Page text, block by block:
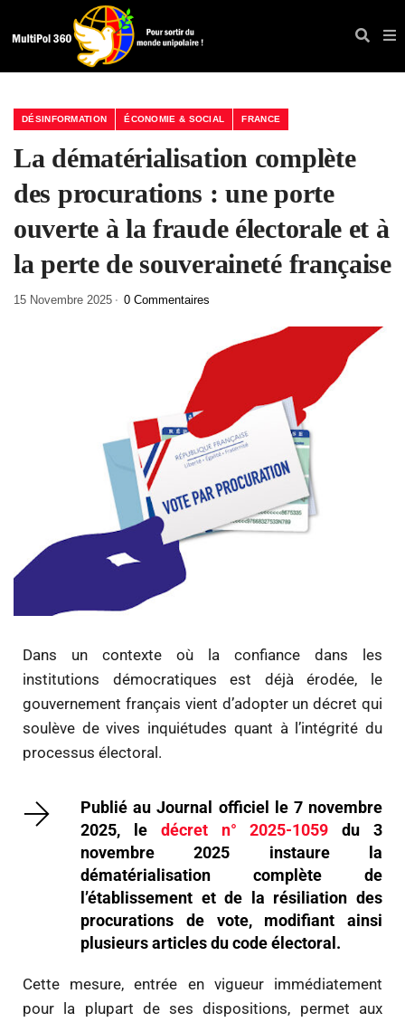
DÉSINFORMATION ÉCONOMIE & SOCIAL FRANCE
La dématérialisation complète
des procurations : une porte
ouverte à la fraude électorale et à
la perte de souveraineté française
15 Novembre 2025 0 Commentaires
Dans un contexte où la confiance dans les
institutions démocratiques est déjà érodée, le
gouvernement français vient d’adopter un décret qui
soulève de vives inquiétudes quant à l’intégrité du
processus électoral.
Publié au Journal officiel le 7 novembre
2025, le décret n° 2025-1059 du 3
novembre 2025 instaure la
dématérialisation complète de
l’établissement et de la résiliation des
procurations de vote, modifiant ainsi
plusieurs articles du code électoral.
Cette mesure, entrée en vigueur immédiatement
pour la plupart de ses dispositions, permet aux